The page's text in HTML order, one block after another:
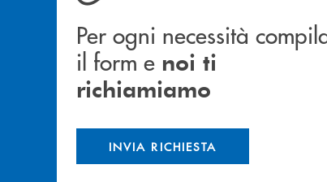
Per ogni necessità
il form e noi ti
richiamiamo
INVIA RICHIESTA